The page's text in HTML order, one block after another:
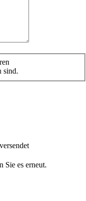
sind.
Sie es erneut.